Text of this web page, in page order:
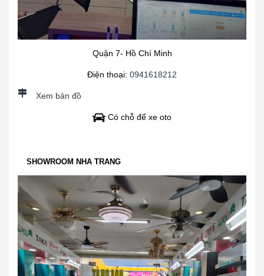
Quận 7- Hồ Chí Minh
Điện thoại: 0941618212
Xem bản đồ
Có chỗ để xe oto
SHOWROOM NHA TRANG